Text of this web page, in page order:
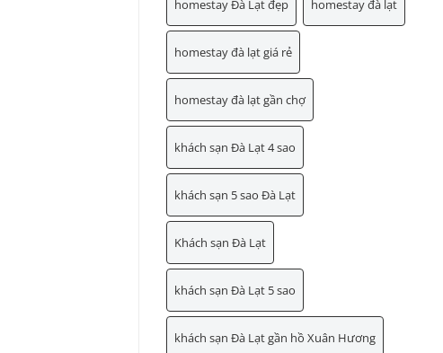
homestay Đà Lạt đẹp homestay đà lạt
homestay đà lạt giá rẻ
homestay đà lạt gần chợ
khách sạn Đà Lạt 4 sao
khách sạn 5 sao Đà Lạt
Khách sạn Đà Lạt
khách sạn Đà Lạt 5 sao
khách sạn Đà Lạt gần hồ Xuân Hương